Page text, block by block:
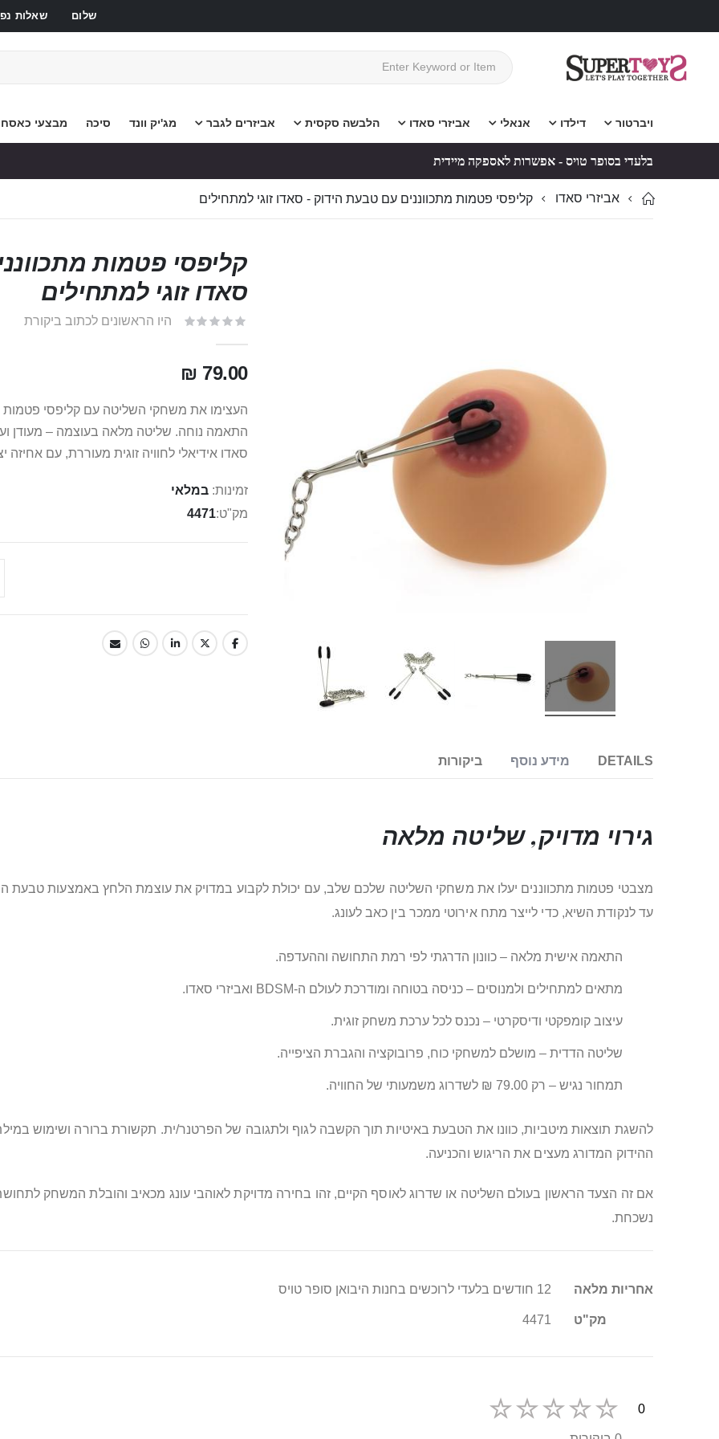
שלום שאלות
ויברטור דילדו אנאלי אביזרי סאדו הלבשה סקסית אביזרים לגבר מג'יק וונד סיכה מבצעי כאסח
בלעדי בסופר טויס - אפשרות לאספקה מיידית
אביזרי סאדו קליפסי פטמות מתכווננים עם טבעת הידוק - סאדו זוגי למתחילים
קליפסי פטמות
סאדו זוגי למתחילים
היו הראשונים לכתוב ביקורת
79.00 ₪
העצימו את משחקי השליטה עם קליפסי פטמות
התאמה נוחה. שליטה מלאה בעוצמה – מעודן
סאדו אידיאלי לחוויה זוגית מעוררת, עם
זמינות: במלאי
מק"ט 4471
DETAILS מידע נוסף ביקורות
גירוי מדויק, שליטה מלאה
מצבטי פטמות מתכווננים יעלו את משחקי השליטה שלכם שלב, עם יכולת לקבוע במדויק את עוצמת הלחץ באמצעות טבעת
עד לנקודת השיא, כדי לייצר מתח אירוטי ממכר בין כאב לעונג.
התאמה אישית מלאה – כוונון הדרגתי לפי רמת התחושה וההעדפה.
מתאים למתחילים ולמנוסים – כניסה בטוחה ומודרכת לעולם ה-BDSM ואביזרי סאדו.
עיצוב קומפקטי ודיסקרטי – נכנס לכל ערכת משחק זוגית.
שליטה הדדית – מושלם למשחקי כוח, פרובוקציה והגברת הציפייה.
תמחור נגיש – רק 79.00 ₪ לשדרוג משמעותי של החוויה.
להשגת תוצאות מיטביות, כוונו את הטבעת באיטיות תוך הקשבה לגוף ולתגובה של הפרטנר/ית. תקשורת ברורה ושימוש
ההידוק המדורג מעצים את הריגוש והכניעה.
אם זה הצעד הראשון בעולם השליטה או שדרוג לאוסף הקיים, זהו בחירה מדויקת לאוהבי עונג מכאיב והובלת המשחק
נשכחת.
מידע
אחריות מלאה 12 חודשים בלעדי לרוכשים בחנות היבואן סופר טויס
מק"ט 4471
0